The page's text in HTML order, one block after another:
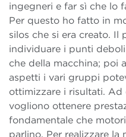
ingegneri e far sì che lo
Per questo ho fatto in
silos che si era creato. Il
individuare i punti
che della macchina; poi
aspetti i vari gruppi
ottimizzare i risultati. Ad
vogliono ottenere
fondamentale che
parlino. Per realizzare la